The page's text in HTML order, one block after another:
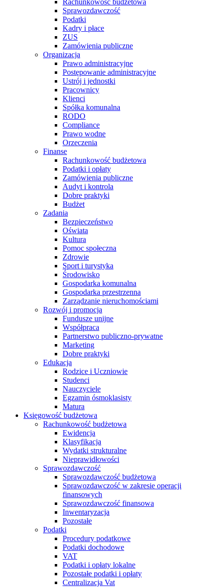
Rachunkowość budżetowa
Sprawozdawczość
Podatki
Kadry i płace
ZUS
Zamówienia publiczne
Organizacja
Prawo administracyjne
Postępowanie administracyjne
Ustrój i jednostki
Pracownicy
Klienci
Spółka komunalna
RODO
Compliance
Prawo wodne
Orzeczenia
Finanse
Rachunkowość budżetowa
Podatki i opłaty
Zamówienia publiczne
Audyt i kontrola
Dobre praktyki
Budżet
Zadania
Bezpieczeństwo
Oświata
Kultura
Pomoc społeczna
Zdrowie
Sport i turystyka
Środowisko
Gospodarka komunalna
Gospodarka przestrzenna
Zarządzanie nieruchomościami
Rozwój i promocja
Fundusze unijne
Współpraca
Partnerstwo publiczno-prywatne
Marketing
Dobre praktyki
Edukacja
Rodzice i Uczniowie
Studenci
Nauczyciele
Egzamin ósmoklasisty
Matura
Księgowość budżetowa
Rachunkowość budżetowa
Ewidencja
Klasyfikacja
Wydatki strukturalne
Nieprawidłowości
Sprawozdawczość
Sprawozdawczość budżetowa
Sprawozdawczość w zakresie operacji
finansowych
Sprawozdawczość finansowa
Inwentaryzacja
Pozostałe
Podatki
Procedury podatkowe
Podatki dochodowe
VAT
Podatki i opłaty lokalne
Pozostałe podatki i opłaty
Centralizacja Vat